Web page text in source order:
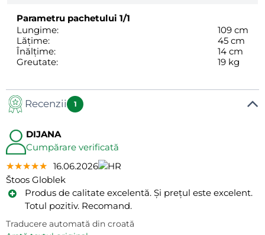
Parametru pachetului 1/1
Lungime:
109 cm
Lățime:
45 cm
Înălțime:
14 cm
Greutate:
19 kg
Recenzii 1
DIJANA
Cumpărare verificată
★★★★★
★★★★★
★★★★★ 16.06.2026
Štoos Globlek
Produs de calitate excelentă. Și prețul este excelent.
Totul pozitiv. Recomand.
Traducere automată din croată